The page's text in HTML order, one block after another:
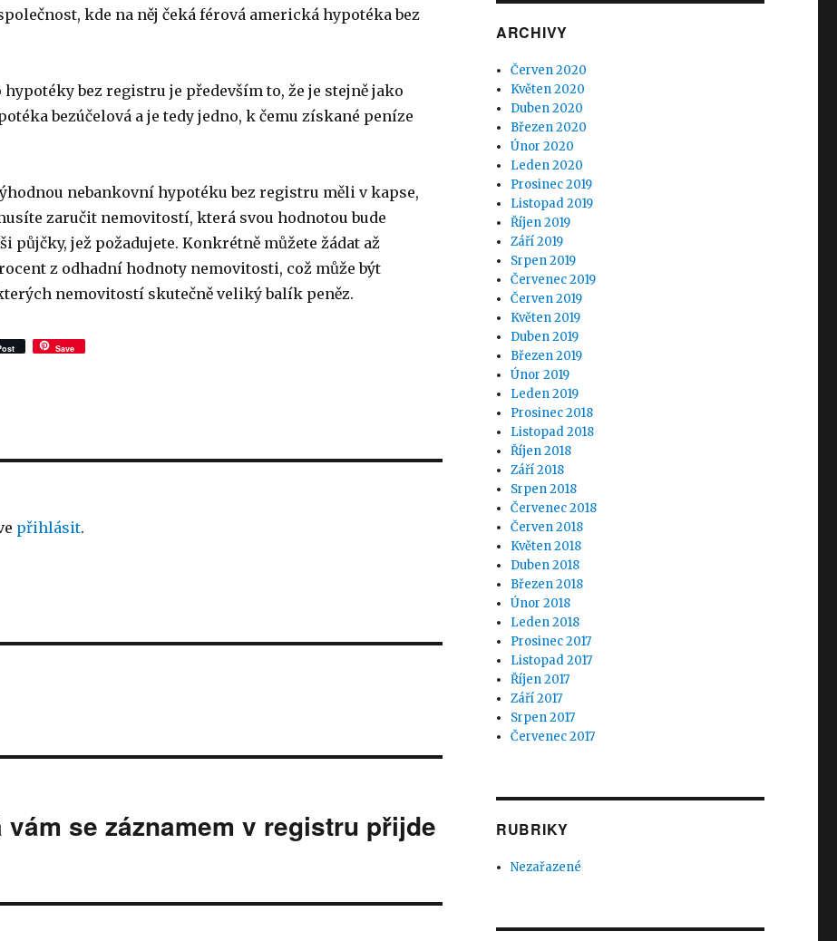
kde na něj čeká férová americká hypotéka bez
hypotéky bez registru je především to, že je stejně jako
bezúčelová a je tedy jedno, k čemu získané peníze
nebankovní hypotéku bez registru měli v kapse,
zaručit nemovitostí, která svou hodnotou bude
půjčky, jež požadujete. Konkrétně můžete žádat až
z odhadní hodnoty nemovitosti, což může být
nemovitostí skutečně veliký balík peněz.
Save
přihlásit.
se záznamem v registru přijde
ARCHIVY
Červen 2020
Květen 2020
Duben 2020
Březen 2020
Únor 2020
Leden 2020
Prosinec 2019
Listopad 2019
Říjen 2019
Září 2019
Srpen 2019
Červenec 2019
Červen 2019
Květen 2019
Duben 2019
Březen 2019
Únor 2019
Leden 2019
Prosinec 2018
Listopad 2018
Říjen 2018
Září 2018
Srpen 2018
Červenec 2018
Červen 2018
Květen 2018
Duben 2018
Březen 2018
Únor 2018
Leden 2018
Prosinec 2017
Listopad 2017
Říjen 2017
Září 2017
Srpen 2017
Červenec 2017
RUBRIKY
Nezařazené